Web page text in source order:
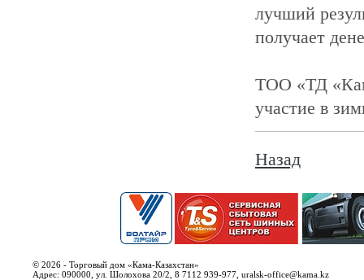
лучший
получает
ТОО «ТД
участие в
Назад
© 2026 - Торговый дом «Кама-Казахстан»
Адрес: 090000, ул. Шолохова 20/2, 8 7112 939-977, uralsk-office@kama.kz